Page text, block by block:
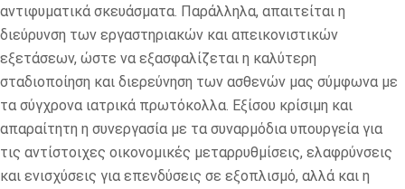
αντιφυματικά σκευάσματα. Παράλληλα, απαιτείται η
διεύρυνση των εργαστηριακών και απεικονιστικών
εξετάσεων, ώστε να εξασφαλίζεται η καλύτερη
σταδιοποίηση και διερεύνηση των ασθενών μας σύμφωνα με
τα σύγχρονα ιατρικά πρωτόκολλα. Εξίσου κρίσιμη και
απαραίτητη η συνεργασία με τα συναρμόδια υπουργεία για
τις αντίστοιχες οικονομικές μεταρρυθμίσεις, ελαφρύνσεις
και ενισχύσεις για επενδύσεις σε εξοπλισμό, αλλά και η